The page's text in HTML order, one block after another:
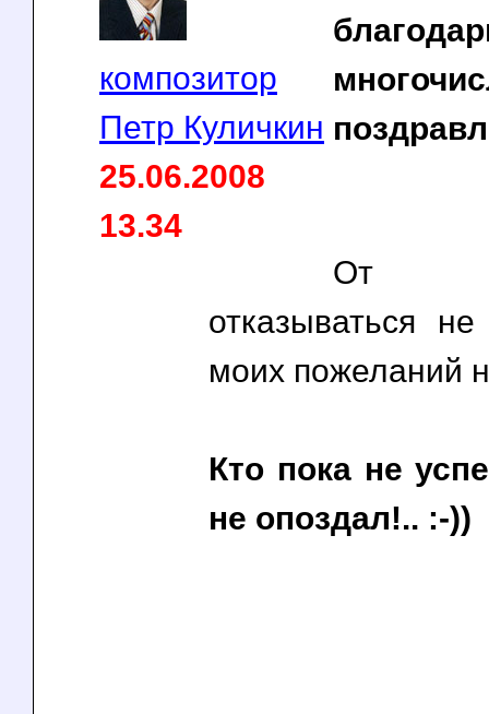
композитор
Петр Куличкин
25.06.2008
13.34
От
отказываться
моих пожеланий
Кто пока не
не опоздал!.. :-))